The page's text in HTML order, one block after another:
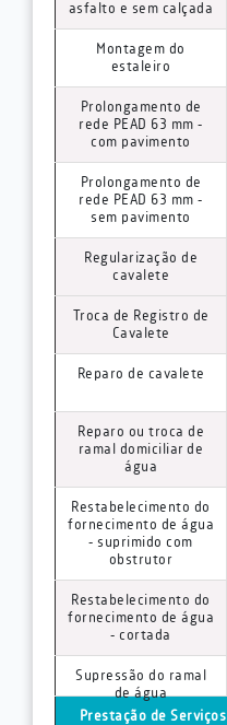
asfalto e sem calçada
Montagem do
estaleiro
Prolongamento de
rede PEAD 63 mm -
com pavimento
Prolongamento de
rede PEAD 63 mm -
sem pavimento
Regularização de
cavalete
Troca de Registro de
Cavalete
Reparo de cavalete
Reparo ou troca de
ramal domiciliar de
água
Restabelecimento do
fornecimento de água
- suprimido com
obstrutor
Restabelecimento do
fornecimento de água
- cortada
Supressão do ramal
de água
Prestação de Serviços